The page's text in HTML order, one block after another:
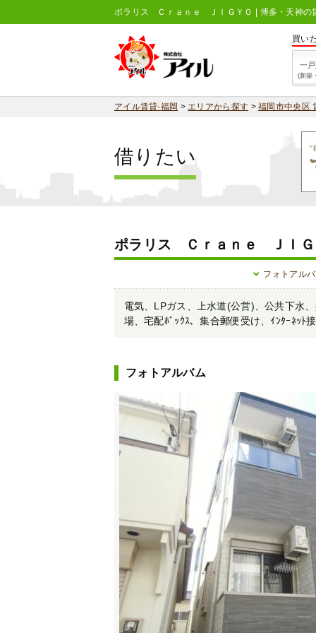
ポラリス Ｃｒａｎｅ ＪＩＧＹＯ | 博多・天神の
買い
一
(新築
アイル賃貸-福岡 >エリアから探す >福岡市中央区
借りたい
ポラリス Ｃｒａｎｅ ＪＩＧ
フォトアル
電気、LPガス、上水道(公営)、公共下水
場、宅配ﾎﾞｯｸｽ、集合郵便受け、ｲﾝﾀｰﾈｯﾄ
フォトアルバム